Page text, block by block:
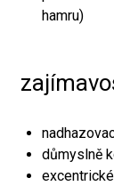
hamru)
důmyslně